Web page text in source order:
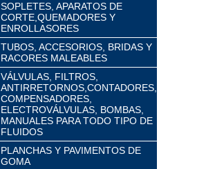
SOPLETES, APARATOS DE
CORTE,QUEMADORES Y
ENROLLASORES
TUBOS, ACCESORIOS, BRIDAS Y
RACORES MALEABLES
VÁLVULAS, FILTROS,
ANTIRRETORNOS,CONTADORES,
COMPENSADORES,
ELECTROVÁLVULAS, BOMBAS,
MANUALES PARA TODO TIPO DE
FLUIDOS
PLANCHAS Y PAVIMENTOS DE
GOMA